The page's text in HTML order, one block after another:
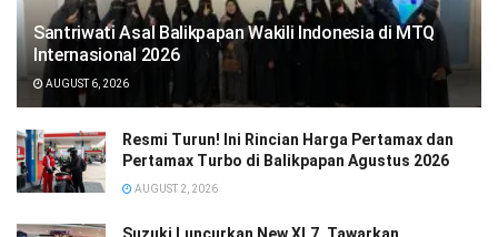
Santriwati Asal Balikpapan Wakili Indonesia di MTQ
Internasional 2026
AUGUST 6, 2026
Resmi Turun! Ini Rincian Harga Pertamax dan
Pertamax Turbo di Balikpapan Agustus 2026
AUGUST 2, 2026
Suzuki Luncurkan New XL7, Tawarkan